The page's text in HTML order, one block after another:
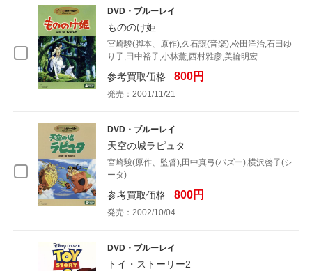
DVD・ブルーレイ
もののけ姫
宮崎駿(脚本、原作),久石譲(音楽),松田洋治,石田ゆ
り子,田中裕子,小林薫,西村雅彦,美輪明宏
参考買取価格 800円
発売：2001/11/21
DVD・ブルーレイ
天空の城ラピュタ
宮崎駿(原作、監督),田中真弓(パズー),横沢啓子(シ
ータ)
参考買取価格 800円
発売：2002/10/04
DVD・ブルーレイ
トイ・ストーリー2